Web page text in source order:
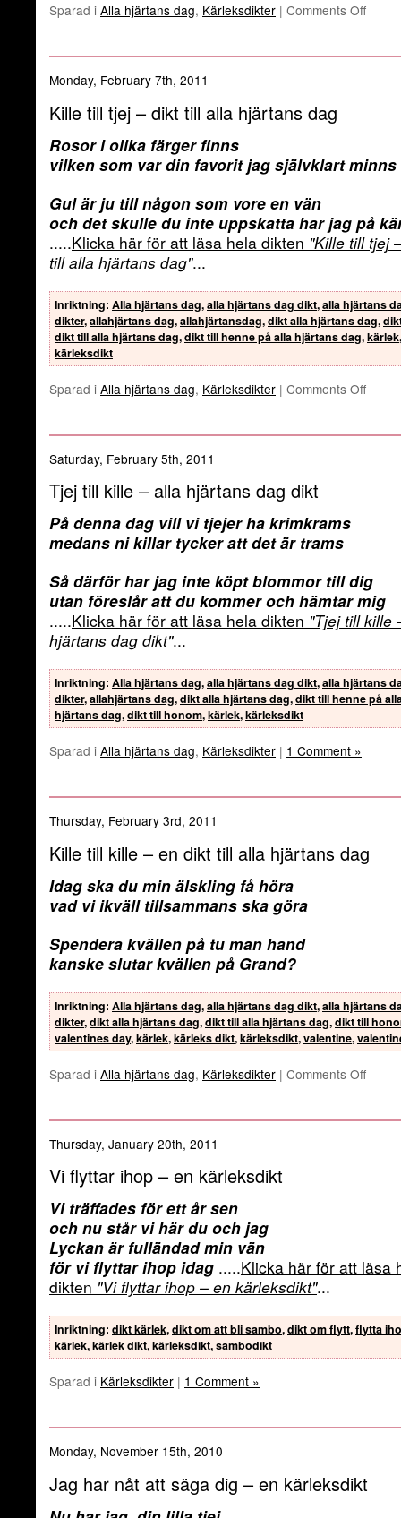
Sparad i Alla hjärtans dag, Kärleksdikter | Comments Off
Monday, February 7th, 2011
Kille till tjej – dikt till alla hjärtans dag
Rosor i olika färger finns
vilken som var din favorit jag självklart minns
Gul är ju till någon som vore en vän
och det skulle du inte uppskatta har jag på
.....Klicka här för att läsa hela dikten "Kille till tjej
till alla hjärtans dag"...
Inriktning: Alla hjärtans dag,alla hjärtans dag dikt,alla hjärtans
dikter,allahjärtans dag,allahjärtansdag,dikt alla hjärtans dag,
dikt till alla hjärtans dag,dikt till henne på alla hjärtans dag,kärlek,
kärleksdikt
Sparad i Alla hjärtans dag, Kärleksdikter | Comments Off
Saturday, February 5th, 2011
Tjej till kille – alla hjärtans dag dikt
På denna dag vill vi tjejer ha krimkrams
medans ni killar tycker att det är trams
Så därför har jag inte köpt blommor till dig
utan föreslår att du kommer och hämtar mig
.....Klicka här för att läsa hela dikten "Tjej till kille
hjärtans dag dikt"...
Inriktning: Alla hjärtans dag,alla hjärtans dag dikt,alla hjärtans
dikter,allahjärtans dag,dikt alla hjärtans dag,dikt till henne på
hjärtans dag,dikt till honom,kärlek,kärleksdikt
Sparad i Alla hjärtans dag, Kärleksdikter | 1 Comment »
Thursday, February 3rd, 2011
Kille till kille – en dikt till alla hjärtans dag
Idag ska du min älskling få höra
vad vi ikväll tillsammans ska göra
Spendera kvällen på tu man hand
kanske slutar kvällen på Grand?
Inriktning: Alla hjärtans dag,alla hjärtans dag dikt,alla hjärtans
dikter,dikt alla hjärtans dag,dikt till alla hjärtans dag,dikt till
valentines day,kärlek,kärleks dikt,kärleksdikt,valentine,
Sparad i Alla hjärtans dag, Kärleksdikter | Comments Off
Thursday, January 20th, 2011
Vi flyttar ihop – en kärleksdikt
Vi träffades för ett år sen
och nu står vi här du och jag
Lyckan är fulländad min vän
för vi flyttar ihop idag .....Klicka här för att läsa
dikten "Vi flyttar ihop – en kärleksdikt"...
Inriktning: dikt kärlek,dikt om att bli sambo,dikt om flytt,flytta
kärlek,kärlek dikt,kärleksdikt,sambodikt
Sparad i Kärleksdikter | 1 Comment »
Monday, November 15th, 2010
Jag har nåt att säga dig – en kärleksdikt